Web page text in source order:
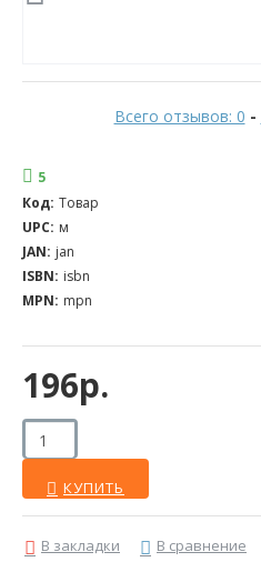
Всего отзывов: 0 -
196р.
5
Код: Товар
UPC: м
JAN: jan
ISBN: isbn
MPN: mpn
КУПИТЬ
В закладки В сравнение